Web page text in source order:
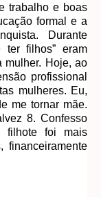
trabalho e boas
formal e a
Durante
ter filhos” eram
mulher. Hoje, ao
profissional
mulheres. Eu,
me tornar mãe.
8. Confesso
filhote foi mais
financeiramente